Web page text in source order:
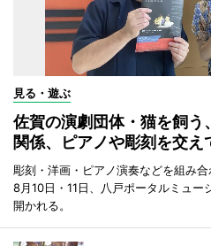
見る・遊ぶ
佐賀の演劇団体・猫を飼
関係、ピアノや彫刻を交え
彫刻・洋画・ピアノ演奏などを組み
8月10日・11日、八戸ポータルミュ
開かれる。